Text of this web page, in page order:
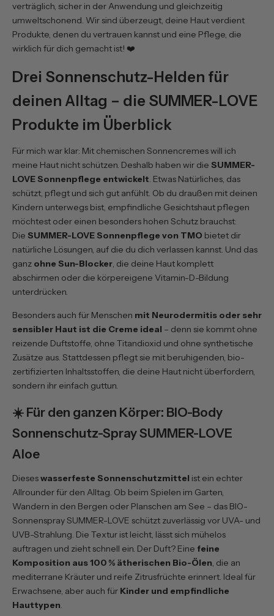
verträglich, sicher in der Anwendung und gleichzeitig
umweltschonend. Wir sind überzeugt, deine Haut verdient
Produkte, denen du vertrauen kannst und eine Pflege, die
wirklich für dich gemacht ist! ❤️
Drei Sonnenschutz-Helden für
deinen Alltag – die SUMMER-LOVE
Produkte im Überblick
Für mich war klar: Mit chemischen Sonnencremes will ich
meine Haut nicht schützen. Deshalb haben wir die SUMMER-
LOVE Sonnenpflege entwickelt. Etwas Natürliches, das
schützt, pflegt und sich gut anfühlt. Ob du draußen mit deinen
Kindern unterwegs bist, empfindliche Gesichtshaut pflegen
möchtest oder einen besonders hohen Schutz brauchst:
Die SUMMER-LOVE Sonnenpflege von TMO bietet dir
natürliche Lösungen, auf die du dich verlassen kannst. Und das
ganz ohne Sun-Blocker, die deine Haut komplett
abschirmen oder die körpereigene Vitamin-D-Bildung
unterdrücken.
Besonders auch für Menschen mit Neurodermitis oder sehr
sensibler Haut ist die Creme ideal – denn sie kommt ohne
reizende Duftstoffe, ohne Titandioxid und ohne synthetische
Zusätze aus. Stattdessen pflegt sie mit beruhigenden, bio-
zertifizierten Inhaltsstoffen, die deine Haut nicht überfordern,
sondern ihr einfach guttun.
☀️ Für den ganzen Körper: BIO-Body
Sonnenschutz-Spray SUMMER-LOVE
Aloe
Dieseswasserfeste Sonnenschutzmittel ist ein echter
Allrounder für den Alltag. Ob beim Spielen im Garten,
Wandern in den Bergen oder Planschen am See – das BIO-
Sonnenspray SUMMER-LOVE schützt zuverlässig vor UVA- und
UVB-Strahlung. Die Textur ist leicht, lässt sich mühelos
auftragen und zieht schnell ein. Der Duft? Eine feine
Komposition aus 100 % ätherischen Bio-Ölen , die an
mediterrane Kräuter und reife Zitrusfrüchte erinnert. Ideal für
Erwachsene, aber auch für Kinder und empfindliche
Hauttypen